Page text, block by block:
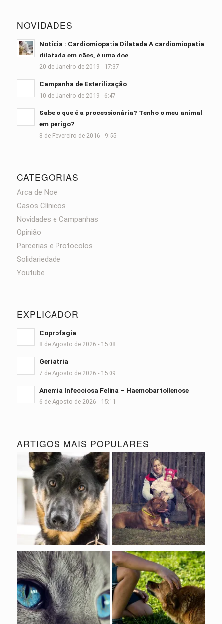
NOVIDADES
Notícia : Cardiomiopatia Dilatada A cardiomiopatia
dilatada em cães, é uma doe…
20 de Janeiro de 2019 - 17:37
Campanha de Esterilização
10 de Janeiro de 2019 - 6:47
Sabe o que é a processionária? Tenho o meu animal
em perigo?
8 de Fevereiro de 2016 - 9:55
CATEGORIAS
Arca de Noé
Casos Clínicos
Novidades e Campanhas
Opinião
Parcerias e Protocolos
Solidariedade
Youtube
EXPLICADOR
Coprofagia
8 de Agosto de 2026 - 15:08
Geriatria
7 de Agosto de 2026 - 15:09
Anemia Infecciosa Felina – Haemobartollenose
6 de Agosto de 2026 - 15:11
ARTIGOS MAIS POPULARES